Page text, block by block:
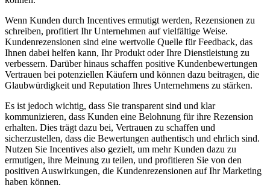
Wenn Kunden durch Incentives ermutigt werden, Rezensionen zu
schreiben, profitiert Ihr Unternehmen auf vielfältige Weise.
Kundenrezensionen sind eine wertvolle Quelle für Feedback, das
Ihnen dabei helfen kann, Ihr Produkt oder Ihre Dienstleistung zu
verbessern. Darüber hinaus schaffen positive Kundenbewertungen
Vertrauen bei potenziellen Käufern und können dazu beitragen, die
Glaubwürdigkeit und Reputation Ihres Unternehmens zu stärken.
Es ist jedoch wichtig, dass Sie transparent sind und klar
kommunizieren, dass Kunden eine Belohnung für ihre Rezension
erhalten. Dies trägt dazu bei, Vertrauen zu schaffen und
sicherzustellen, dass die Bewertungen authentisch und ehrlich sind.
Nutzen Sie Incentives also gezielt, um mehr Kunden dazu zu
ermutigen, ihre Meinung zu teilen, und profitieren Sie von den
positiven Auswirkungen, die Kundenrezensionen auf Ihr Marketing
haben können.